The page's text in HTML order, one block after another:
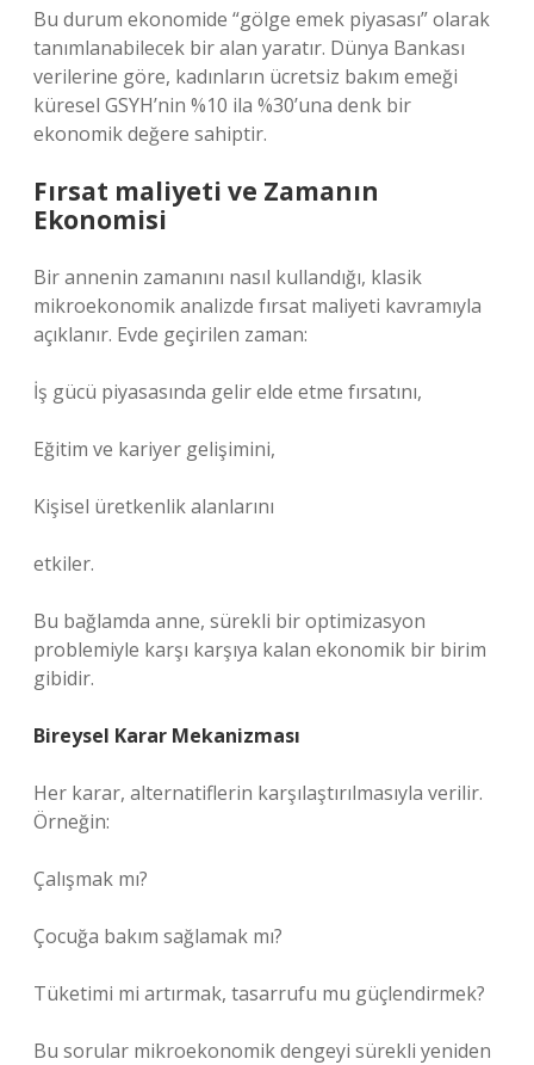
Bu durum ekonomide “gölge emek piyasası” olarak
tanımlanabilecek bir alan yaratır. Dünya Bankası
verilerine göre, kadınların ücretsiz bakım emeği
küresel GSYH’nin %10 ila %30’una denk bir
ekonomik değere sahiptir.
Fırsat maliyeti ve Zamanın
Ekonomisi
Bir annenin zamanını nasıl kullandığı, klasik
mikroekonomik analizde fırsat maliyeti kavramıyla
açıklanır. Evde geçirilen zaman:
İş gücü piyasasında gelir elde etme fırsatını,
Eğitim ve kariyer gelişimini,
Kişisel üretkenlik alanlarını
etkiler.
Bu bağlamda anne, sürekli bir optimizasyon
problemiyle karşı karşıya kalan ekonomik bir birim
gibidir.
Bireysel Karar Mekanizması
Her karar, alternatiflerin karşılaştırılmasıyla verilir.
Örneğin:
Çalışmak mı?
Çocuğa bakım sağlamak mı?
Tüketimi mi artırmak, tasarrufu mu güçlendirmek?
Bu sorular mikroekonomik dengeyi sürekli yeniden